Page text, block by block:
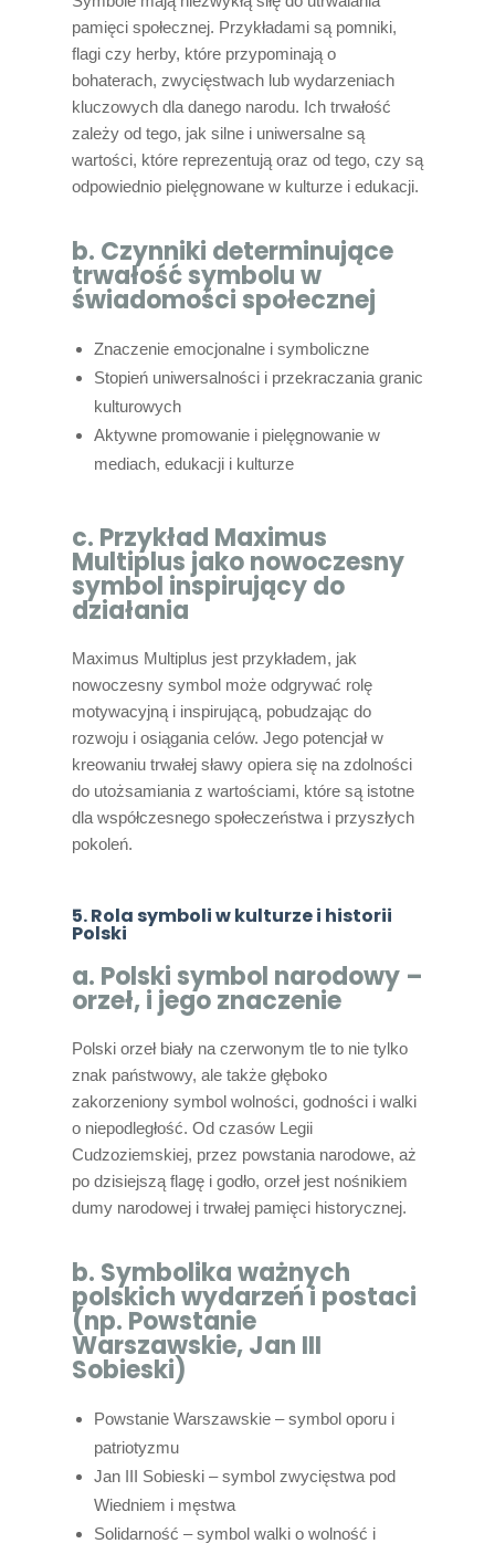
pamięci społecznej. Przykładami są pomniki,
flagi czy herby, które przypominają o
bohaterach, zwycięstwach lub wydarzeniach
kluczowych dla danego narodu. Ich trwałość
zależy od tego, jak silne i uniwersalne są
wartości, które reprezentują oraz od tego, czy są
odpowiednio pielęgnowane w kulturze i edukacji.
b. Czynniki determinujące
trwałość symbolu w
świadomości społecznej
Znaczenie emocjonalne i symboliczne
Stopień uniwersalności i przekraczania granic
kulturowych
Aktywne promowanie i pielęgnowanie w
mediach, edukacji i kulturze
c. Przykład Maximus
Multiplus jako nowoczesny
symbol inspirujący do
działania
Maximus Multiplus jest przykładem, jak
nowoczesny symbol może odgrywać rolę
motywacyjną i inspirującą, pobudzając do
rozwoju i osiągania celów. Jego potencjał w
kreowaniu trwałej sławy opiera się na zdolności
do utożsamiania z wartościami, które są istotne
dla współczesnego społeczeństwa i przyszłych
pokoleń.
5. Rola symboli w kulturze i historii
Polski
a. Polski symbol narodowy –
orzeł, i jego znaczenie
Polski orzeł biały na czerwonym tle to nie tylko
znak państwowy, ale także głęboko
zakorzeniony symbol wolności, godności i walki
o niepodległość. Od czasów Legii
Cudzoziemskiej, przez powstania narodowe, aż
po dzisiejszą flagę i godło, orzeł jest nośnikiem
dumy narodowej i trwałej pamięci historycznej.
b. Symbolika ważnych
polskich wydarzeń i postaci
(np. Powstanie
Warszawskie, Jan III
Sobieski)
Powstanie Warszawskie – symbol oporu i
patriotyzmu
Jan III Sobieski – symbol zwycięstwa pod
Wiedniem i męstwa
Solidarność – symbol walki o wolność i